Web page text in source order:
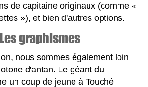
de capitaine originaux (comme «
»), et bien d'autres options.
Les graphismes
nous sommes également loin
d'antan. Le géant du
un coup de jeune à Touché